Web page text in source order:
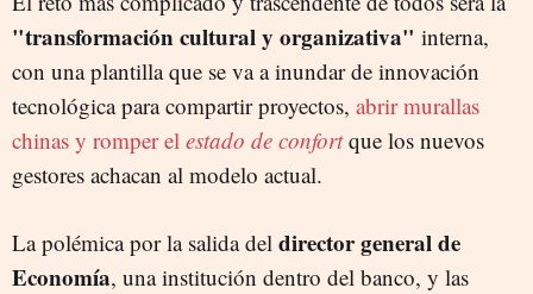
"transformación cultural y organizativa" interna,
con una plantilla que se va a inundar de innovación
tecnológica para compartir proyectos, abrir murallas
chinas y romper el estado de confort que los nuevos
gestores achacan al modelo actual.
La polémica por la salida del director general de
Economía, una institución dentro del banco, y las